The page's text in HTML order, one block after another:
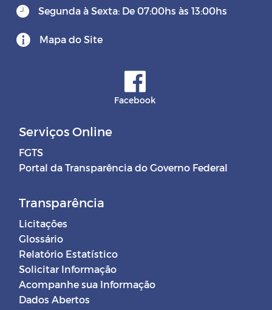
Segunda à Sexta: De 07:00hs às 13:00hs
Mapa do Site
Facebook
Serviços Online
FGTS
Portal da Transparência do Governo Federal
Transparência
Licitações
Glossário
Relatório Estatístico
Solicitar Informação
Acompanhe sua Informação
Dados Abertos